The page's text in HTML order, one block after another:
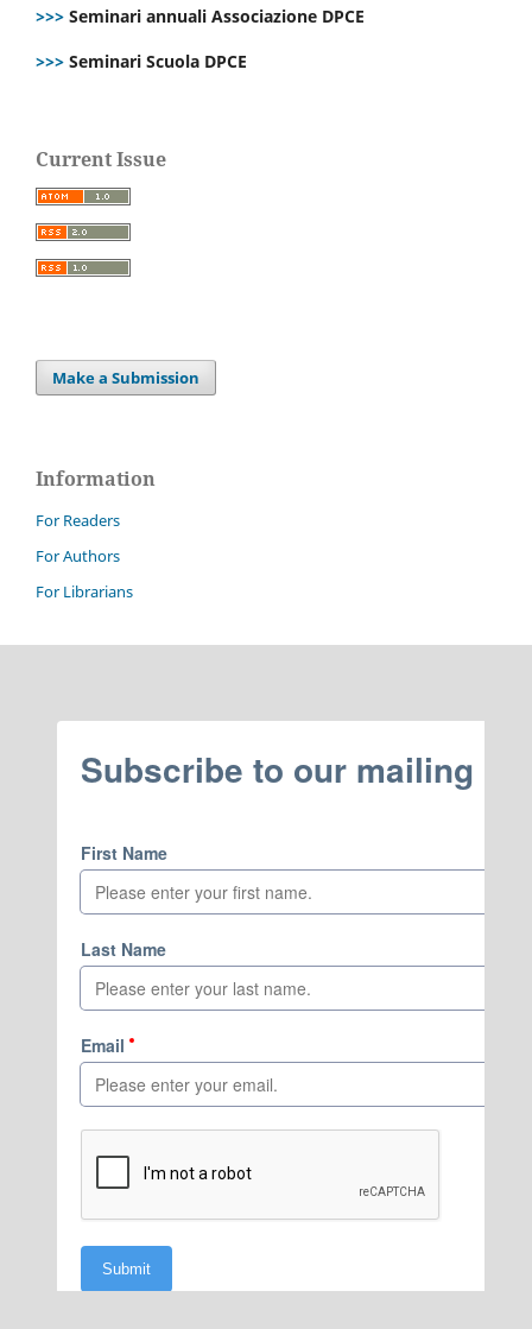
>>> Seminari annuali Associazione DPCE
>>> Seminari Scuola DPCE
Current Issue
Make a Submission
Information
For Readers
For Authors
For Librarians